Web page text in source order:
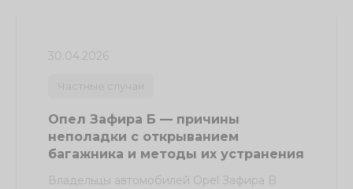
30.04.2026
Частные случаи
Опел Зафира Б — причины
неполадки с открыванием
багажника и методы их устранения
Владельцы автомобилей Opel Зафира B